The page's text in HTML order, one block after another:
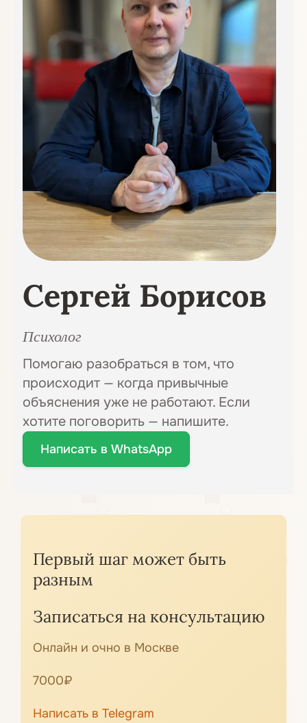
Сергей Борисов
Психолог
Помогаю разобраться в том, что
происходит — когда привычные
объяснения уже не работают. Если
хотите поговорить — напишите.
Написать в WhatsApp
Первый шаг может быть
разным
Записаться на консультацию
Онлайн и очно в Москве
7000₽
Написать в Telegram